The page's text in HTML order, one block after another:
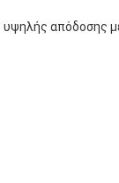
απόδοσης